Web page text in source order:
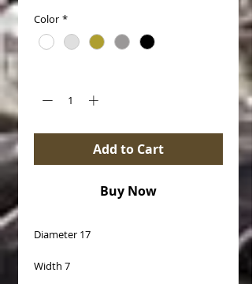
Color *
Add to Cart
Buy Now
Diameter 17
Width 7